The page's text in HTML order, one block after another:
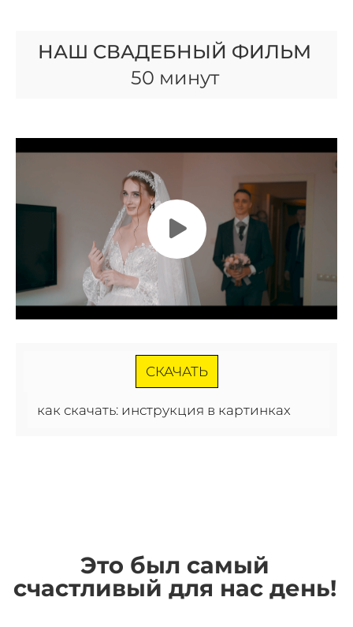
НАШ СВАДЕБНЫЙ ФИЛЬМ
50 минут
СКАЧАТЬ
как скачать: инструкция в картинках
Это был самый
счастливый для нас день!